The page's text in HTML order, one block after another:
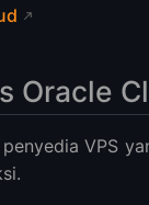
Oracle
VPS